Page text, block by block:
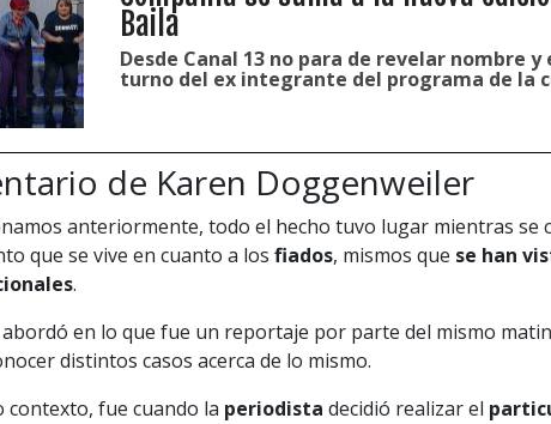
Baila
Desde Canal 13 no para de revelar nombre
turno del ex integrante del programa de la
de Karen Doggenweiler
anteriormente, todo el hecho tuvo lugar mientras se
que se vive en cuanto a los fiados, mismos que se han
.
abordó en lo que fue un reportaje por parte del mismo
distintos casos acerca de lo mismo.
contexto, fue cuando la periodista decidió realizar el